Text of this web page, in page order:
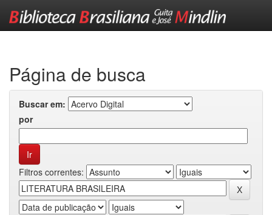
Página de busca
Buscar em:
por
Filtros correntes: